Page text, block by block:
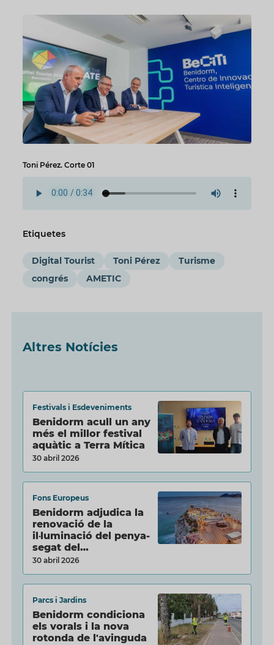
Toni Pérez. Corte 01
Etiquetes
Digital Tourist Toni Pérez
Turisme
congrés
AMETIC
Altres Notícies
Festivals i Esdeveniments
Benidorm acull un any
més el millor festival
aquàtic a Terra Mítica
30 abril 2026
Fons Europeus
Benidorm adjudica la
renovació de la
il·luminació del penya-
segat del…
30 abril 2026
Parcs i Jardins
Benidorm condiciona
els vorals i la nova
rotonda de l'avinguda